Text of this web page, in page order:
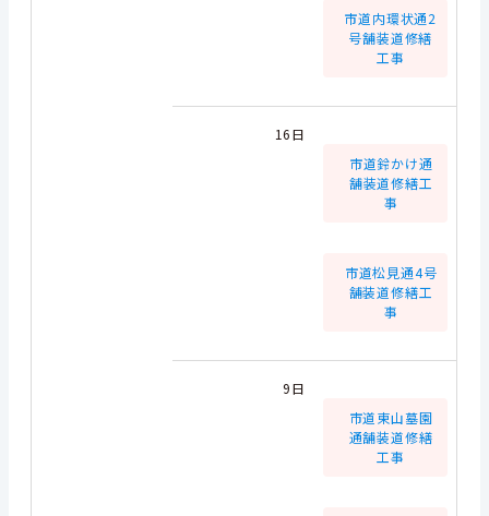
市道内環状通2
号舗装道修繕
工事
16日
市道鈴かけ通
舗装道修繕工
事
市道松見通4号
舗装道修繕工
事
9日
市道東山墓園
通舗装道修繕
工事